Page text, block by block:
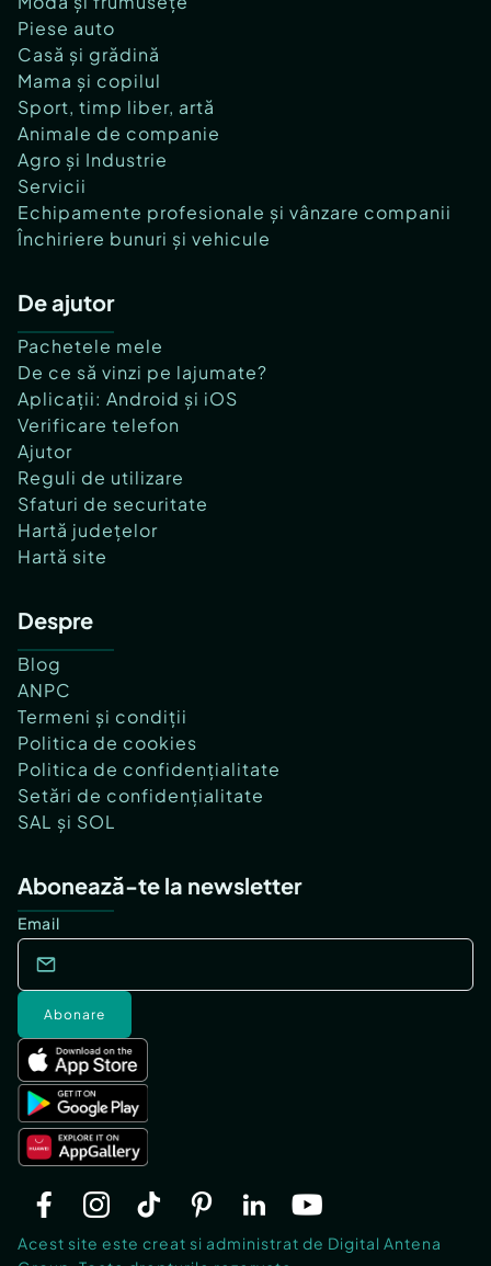
Piese auto
Casă și grădină
Mama și copilul
Sport, timp liber, artă
Animale de companie
Agro și Industrie
Servicii
Echipamente profesionale și vânzare companii
Închiriere bunuri și vehicule
De ajutor
Pachetele mele
De ce să vinzi pe lajumate?
Aplicații: Android și iOS
Verificare telefon
Ajutor
Reguli de utilizare
Sfaturi de securitate
Hartă județelor
Hartă site
Despre
Blog
ANPC
Termeni și condiții
Politica de cookies
Politica de confidențialitate
Setări de confidențialitate
SAL și SOL
Abonează-te la newsletter
Email
Abonare
Acest site este creat si administrat de Digital Antena